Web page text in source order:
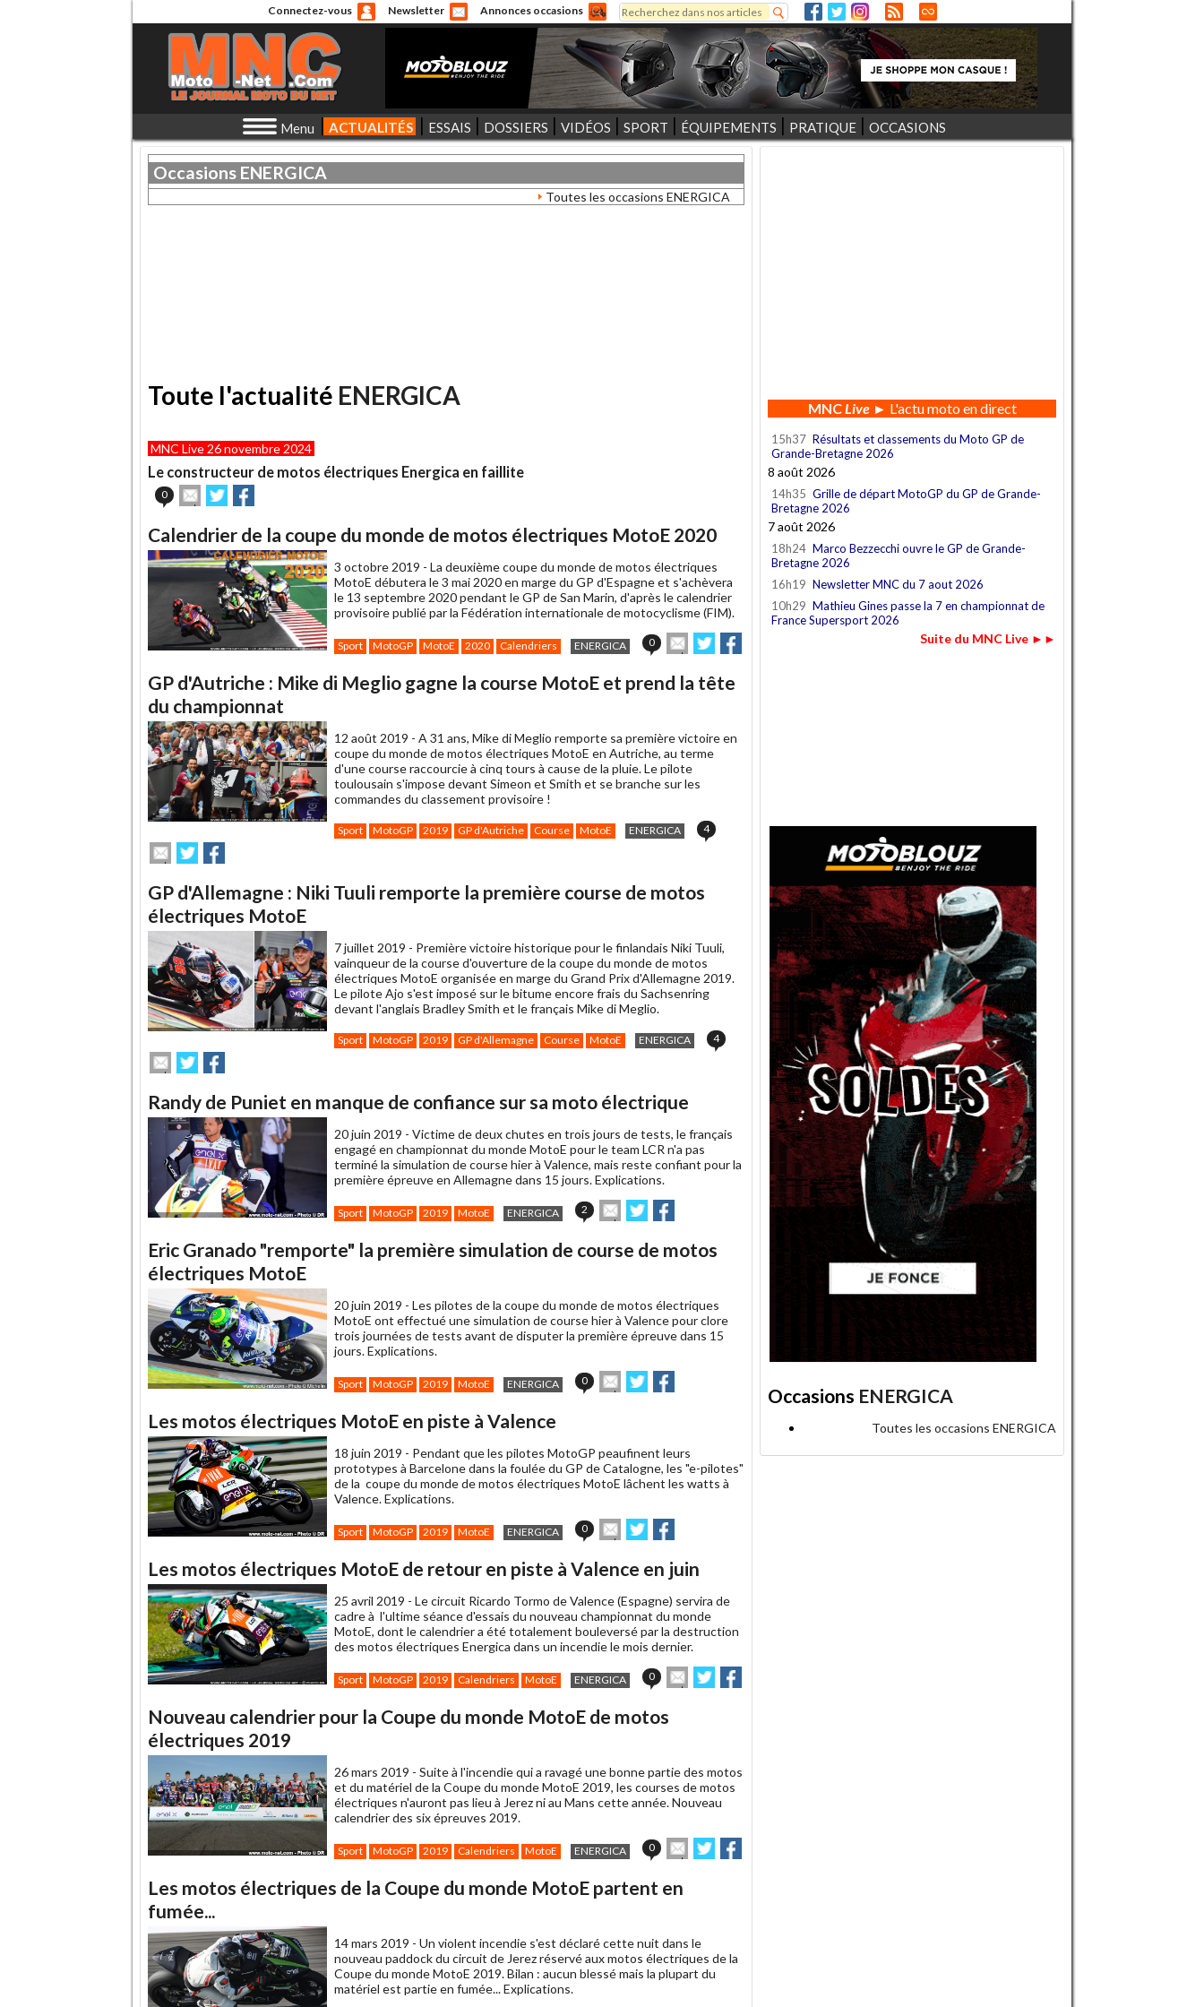
Connectez-vous Newsletter Annonces occasions
Formulaire de recherche
Rechercher
Menu ACTUALITÉS ESSAIS DOSSIERS VIDÉOS SPORT ÉQUIPEMENTS PRATIQUE OCCASIONS
Occasions ENERGICA
Toutes les occasions ENERGICA
Toute l'actualité ENERGICA
MNC Live 26 novembre 2024
Le constructeur de motos électriques Energica en faillite
0
Envoyer
cet
à
un
ami
Partager
sur sur
Calendrier de la coupe du monde de motos électriques MotoE 2020
3 octobre 2019 - La deuxième coupe du monde de motos électriques
MotoE débutera le 3 mai 2020 en marge du GP d'Espagne et s'achèvera
le 13 septembre 2020 pendant le GP de San Marin, d'après le calendrier
provisoire publié par la Fédération internationale de motocyclisme (FIM).
Sport MotoGP MotoE 2020 Calendriers ENERGICA 0
Envoyer
cet
à
Partager
sur sur
GP d'Autriche : Mike di Meglio gagne la course MotoE et prend la tête
du championnat
12 août 2019 - A 31 ans, Mike di Meglio remporte sa première victoire en
coupe du monde de motos électriques MotoE en Autriche, au terme
d'une course raccourcie à cinq tours à cause de la pluie. Le pilote
toulousain s'impose devant Simeon et Smith et se branche sur les
commandes du classement provisoire !
Sport MotoGP 2019 GP d'Autriche Course MotoE ENERGICA 4
Envoyer
cet
à
un
ami
Partager
sur
sur
GP d'Allemagne : Niki Tuuli remporte la première course de motos
électriques MotoE
7 juillet 2019 - Première victoire historique pour le finlandais Niki Tuuli,
vainqueur de la course d'ouverture de la coupe du monde de motos
électriques MotoE organisée en marge du Grand Prix d'Allemagne 2019.
Le pilote Ajo s'est imposé sur le bitume encore frais du Sachsenring
devant l'anglais Bradley Smith et le français Mike di Meglio.
Sport MotoGP 2019 GP d'Allemagne Course MotoE ENERGICA 4
Envoyer
cet
à
un
ami
Partager
sur
sur
Randy de Puniet en manque de confiance sur sa moto électrique
20 juin 2019 - Victime de deux chutes en trois jours de tests, le français
engagé en championnat du monde MotoE pour le team LCR n'a pas
terminé la simulation de course hier à Valence, mais reste confiant pour la
première épreuve en Allemagne dans 15 jours. Explications.
Sport MotoGP 2019 MotoE ENERGICA 2
Envoyer
cet
à
Partager
sur sur
Eric Granado "remporte" la première simulation de course de motos
électriques MotoE
20 juin 2019 - Les pilotes de la coupe du monde de motos électriques
MotoE ont effectué une simulation de course hier à Valence pour clore
trois journées de tests avant de disputer la première épreuve dans 15
jours. Explications.
Sport MotoGP 2019 MotoE ENERGICA 0
Envoyer
cet
ami
Partager
sur sur
Les motos électriques MotoE en piste à Valence
18 juin 2019 - Pendant que les pilotes MotoGP peaufinent leurs
prototypes à Barcelone dans la foulée du GP de Catalogne, les "e-pilotes"
de la coupe du monde de motos électriques MotoE lâchent les watts à
Valence. Explications.
Sport MotoGP 2019 MotoE ENERGICA 0
Envoyer
cet
à
ami
Partager
sur sur
Les motos électriques MotoE de retour en piste à Valence en juin
25 avril 2019 - Le circuit Ricardo Tormo de Valence (Espagne) servira de
cadre à l'ultime séance d'essais du nouveau championnat du monde
MotoE, dont le calendrier a été totalement bouleversé par la destruction
des motos électriques Energica dans un incendie le mois dernier.
Sport MotoGP 2019 Calendriers MotoE ENERGICA 0
Envoyer
cet
à
Partager
sur sur
Nouveau calendrier pour la Coupe du monde MotoE de motos
électriques 2019
26 mars 2019 - Suite à l'incendie qui a ravagé une bonne partie des motos
et du matériel de la Coupe du monde MotoE 2019, les courses de motos
électriques n'auront pas lieu à Jerez ni au Mans cette année. Nouveau
calendrier des six épreuves 2019.
Sport MotoGP 2019 Calendriers MotoE ENERGICA 0
Envoyer
cet
à
Partager
sur sur
Les motos électriques de la Coupe du monde MotoE partent en
fumée...
14 mars 2019 - Un violent incendie s'est déclaré cette nuit dans le
nouveau paddock du circuit de Jerez réservé aux motos électriques de la
Coupe du monde MotoE 2019. Bilan : aucun blessé mais la plupart du
matériel est partie en fumée... Explications.
MNCLive► L'actu moto en direct
15h37 Résultats et classements du Moto GP de
Grande-Bretagne 2026
8 août 2026
14h35 Grille de départ MotoGP du GP de Grande-
Bretagne 2026
7 août 2026
18h24 Marco Bezzecchi ouvre le GP de Grande-
Bretagne 2026
16h19 Newsletter MNC du 7 aout 2026
10h29 Mathieu Gines passe la 7 en championnat de
France Supersport 2026
Suite du MNC Live ►►
Occasions ENERGICA
Toutes les occasions ENERGICA